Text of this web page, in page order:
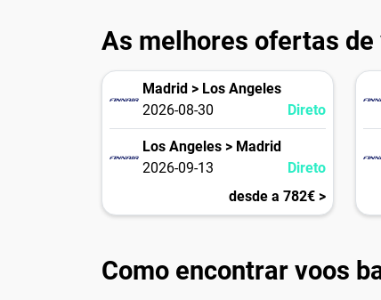
As melhores ofertas
Madrid > Los Angeles
2026-08-30
Direto
Los Angeles > Madrid
2026-09-13
Direto
desde a 782€ >
Como encontrar voos